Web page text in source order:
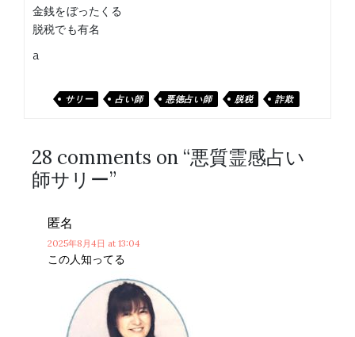
金銭をぼったくる
脱税でも有名
a
サリー 占い師 悪徳占い師 脱税 詐欺
28 comments on “悪質霊感占い
師サリー”
匿名
2025年8月4日 at 13:04
この人知ってる